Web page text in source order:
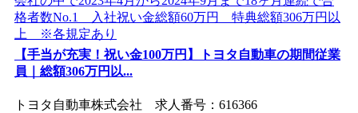
【手当が充実！祝い金100万円】トヨタ自動車の期間従業
員｜総額306万円以...
トヨタ自動車株式会社 求人番号：616366